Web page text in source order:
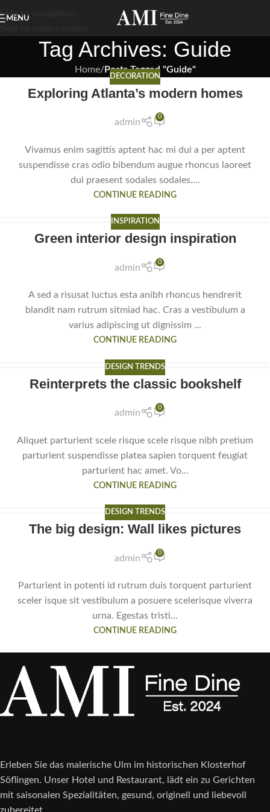
Skip to navigation
MENU
Tag Archives: Guide
Home/Posts Tagged "Guide"
DECORATION
Exploring Atlanta’s modern homes
admin
0
Vivamus enim sagittis aptent hac mi dui a per aptent
suspendisse cras odio bibendum augue rhoncus laoreet
dui praesent sodales sodales....
CONTINUE READING
INSPIRATION
Green interior design inspiration
admin
0
A sed a risusat luctus esta anibh rhoncus hendrerit
blandit nam rutrum sitmiad hac. Cras a vestibulum a
varius adipiscing ut dignissim ...
CONTINUE READING
DESIGN TRENDS
Reinterprets the classic bookshelf
admin
0
Aliquet parturient scele risque scele risque nibh pretium
parturient suspendisse platea sapien torquent feugiat
parturient hac amet. Vo...
CONTINUE READING
DESIGN TRENDS
The big design: Wall likes pictures
admin
0
Parturient in potenti id rutrum duis torquent parturient
sceler isque sit vestibulum a posuere scelerisque viverra
urna. Egestas tristi...
CONTINUE READING
Erleben Sie das malerische Ulm im historischen Klosterhof
Söflingen. Unser Hotel und Restaurant, lädt ein zu Gerichten
mit saisonalen Spezialitäten, gesund, originell und liebevoll